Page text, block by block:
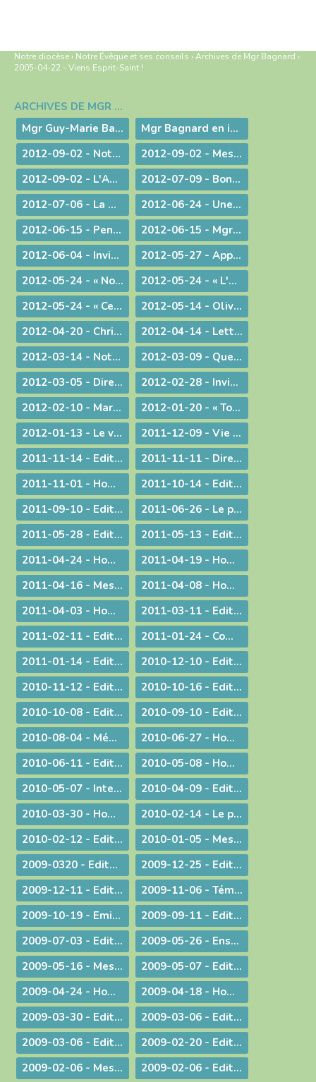
Notre diocèse › Notre Évêque et ses conseils ›Archives de Mgr Bagnard ›
2005-04-22 - Viens Esprit-Saint !
Navigation
ARCHIVES DE MGR BAGNARD
Mgr Guy-Marie Bagnard, évêque émérite de Belley-Ars
Mgr Bagnard en images
2012-09-02 - Notre tâche est de faire entendre la voix d'une conscience droite !
2012-09-02 - Message d'au-revoir de Mgr Bagnard
2012-09-02 - L'Amour de l'Eglise !
2012-07-09 - Bonne Route !
2012-07-06 - La miséricorde et le ministère du prêtre
2012-06-24 - Une vie donnée pour le Christ
2012-06-15 - Pentecôte 2012 : La fête d'une famille aux nombreux enfants !
2012-06-15 - Mgr Pascal Roland, Évêque de Belley-Ars : Message de Mgr Guy Bagnard aux diocésains de Belley-Ars
2012-06-04 - Invitation à l'Assemblée Générale de l'Association Diocésaine
2012-05-27 - Appelés à vivre l'Aujourd'hui de Dieu !
2012-05-24 - « Nous voulons vivre, développer et transmettre ce message chrétien ! »
2012-05-24 - « L'Esprit-Saint vous sera donné en plénitude. »
2012-05-24 - « Ce n'est pas le fait d'être évêque qui m'a rendu heureux, c'est le fait d'avoir donné ma vie »
2012-05-14 - Olivier de Coat, nouveau Directeur diocésain de l'Enseignement Catholique
2012-04-20 - Christ est ressuscité !
2012-04-14 - Lettre aux prêtres du diocèse
2012-03-14 - Note complémentaire à propos des élections
2012-03-09 - Quelle vision de l'homme ?
2012-03-05 - Directives diocésaines sur les intentions et offrandes de Messes
2012-02-28 - Invitation à la journée du sacerdoce et à la Messe Chrismale
2012-02-10 - Marcher pour la Vie
2012-01-20 - « Tous, nous serons transformés par la Victoire de notre Seigneur Jésus Christ. »
2012-01-13 - Le visage humain de Dieu
2011-12-09 - Vie privée ?
2011-11-14 - Edito : Mgr Bagnard revient sur le cinquantenaire de Vatican II
2011-11-11 - Dire et ne pas faire
2011-11-01 - Homélie pour la Toussaint
2011-10-14 - Edito : Vive la fa­mille !
2011-09-10 - Edito : Som­mes-nous prêts à assu­mer no­tre dif­fé­rence chré­tienne ?
2011-06-26 - Le prêtre et le mystère eucharistique
2011-05-28 - Edito : Que votre lumière brille aux yeux des hommes !
2011-05-13 - Edito : Mettre au monde des saints !
2011-04-24 - Homélie pour le Jour de Pâques
2011-04-19 - Homélie pour la Messe Chrismale
2011-04-16 - Message au sujet de l'Exposition "Je croix aux miracles" tenue en Avignon
2011-04-08 - Homélie : Itinéraire d'une rencontre avec Jésus
2011-04-03 - Homélie : Nous sommes tous des catéchumènes !
2011-03-11 - Edito : La vogue du prêt-à-porter
2011-02-11 - Edito : L'origine apostolique du célibat du prêtre
2011-01-24 - Communiqué aux chrétiens du diocèse
2011-01-14 - Edito : Une nouvelle année
2010-12-10 - Edito : Quel chemin pour l'humanité ?
2010-11-12 - Edito : Les saints n'ont pas disparu !
2010-10-16 - Edito : Le Synode pour le Moyen-Orient devrait tous nous faire réfléchir...
2010-10-08 - Edito : CARITAS IN VERITATE
2010-09-10 - Edito : Au rendez-vous des urgences, la mission est la première invitée
2010-08-04 - Méditation aux vêpres à Ars
2010-06-27 - Homélie pour les ordinations
2010-06-11 - Edito : S.D.F. pour une quin­zaine !
2010-05-08 - Homélie : Journée provinciale pour les vocations
2010-05-07 - Interview : La communion entre Eglises - Retour d'Irlande
2010-04-09 - Edito : "Attirons-le dans un piège"
2010-03-30 - Homélie pour la Messe chrismale
2010-02-14 - Le prêtre, guetteur de Dieu
2010-02-12 - Edito : La vérité de l'histoire
2010-01-05 - Message : Du nouveau dans la communication du diocèse de Belley-Ars !
2009-0320 - Edito : Quel avenir pour la paternité ?
2009-12-25 - Edito : Que de­vons-nous faire ?
2009-12-11 - Edito : Identité nationale
2009-11-06 - Témoignage : Demain, la vie de nos communautés chrétiennes
2009-10-19 - Emission : A propos du travail le dimanche
2009-09-11 - Edito : Une année pastorale qui ne ressemble à aucune autre !
2009-07-03 - Edito : Une toile de fond peu commune... pour une fin d'année ordinaire !
2009-05-26 - Enseignement : Journée du Presbyterium
2009-05-16 - Message : Evangélisation et année sacerdotale
2009-05-07 - Edito : Faut-il encore garder un peu de religion ?
2009-04-24 - Homélie pour la messe chrismale
2009-04-18 - Homélie : A Dieu !
2009-03-30 - ­Edito : Le choc de la dif­fé­rence
2009-03-06 - Edito : L'impact universel de nos responsabilités individuelles
2009-03-06 - Edito : Donner
2009-02-20 - Edito : Le droit de vivre !
2009-02-06 - Message aux diocésains à propos de la levée des excommunications des quatre évêques de la Fraternité Saint Pie X
2009-02-06 - Edito : Un nouveau pas sur la route de l'évangélisation